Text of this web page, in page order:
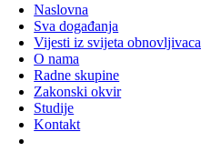
Naslovna
Sva događanja
Vijesti iz svijeta obnovljivaca
O nama
Radne skupine
Zakonski okvir
Studije
Kontakt